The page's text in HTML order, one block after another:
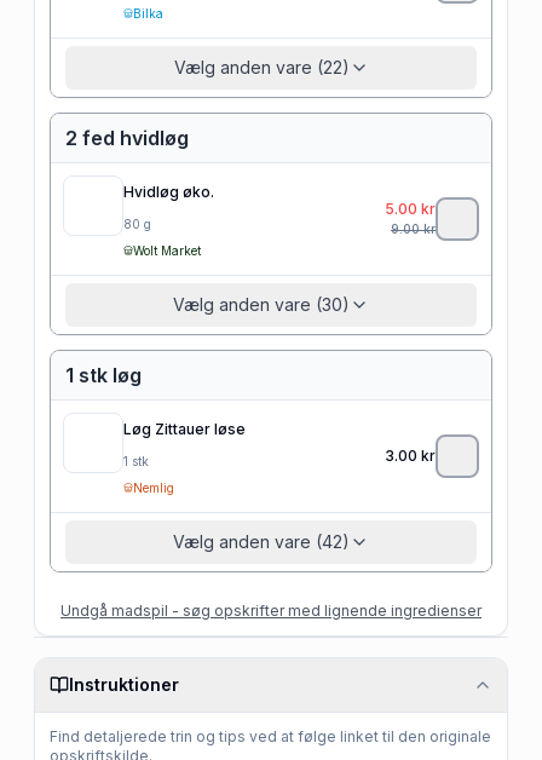
Bilka
Vælg anden vare (22)
2 fed hvidløg
Hvidløg øko.
80 g
Wolt Market
5.00 kr
9.00kr
Vælg anden vare (30)
1 stk løg
Løg Zittauer løse
1 stk
Nemlig
3.00 kr
Vælg anden vare (42)
Undgå madspil - søg opskrifter med lignende ingredienser
Instruktioner
Find detaljerede trin og tips ved at følge linket til den originale
opskriftskilde.